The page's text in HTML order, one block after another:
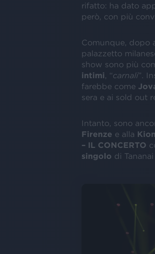
rifatto: ha dato
però, con più
Comunque, dopo
palazzetto
show sono più
intimi , “carnali”.
farebbe come
sera e ai sold out
Intanto, sono
Firenze e alla
– IL CONCERTO
singolo di